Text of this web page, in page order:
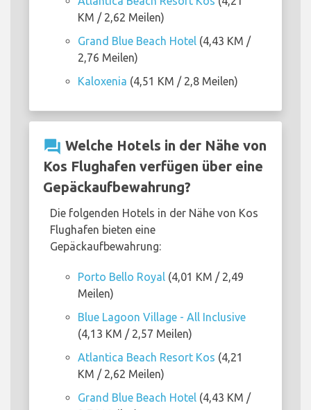
KM / 2,62 Meilen)
Grand Blue Beach Hotel (4,43 KM /
2,76 Meilen)
Kaloxenia (4,51 KM / 2,8 Meilen)
question_answer Welche Hotels in der Nähe von
Kos Flughafen verfügen über eine
Gepäckaufbewahrung?
Die folgenden Hotels in der Nähe von Kos
Flughafen bieten eine
Gepäckaufbewahrung:
Porto Bello Royal (4,01 KM / 2,49
Meilen)
Blue Lagoon Village - All Inclusive
(4,13 KM / 2,57 Meilen)
Atlantica Beach Resort Kos (4,21
KM / 2,62 Meilen)
Grand Blue Beach Hotel (4,43 KM /